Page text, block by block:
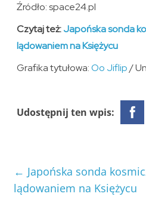
Źródło: space24.pl
Czytaj też:Japońska sonda
lądowaniem na Księżycu
Grafika tytułowa:Oo Jiflip/
Udostępnij ten wpis:
← Japońska sonda
lądowaniem na Księżycu